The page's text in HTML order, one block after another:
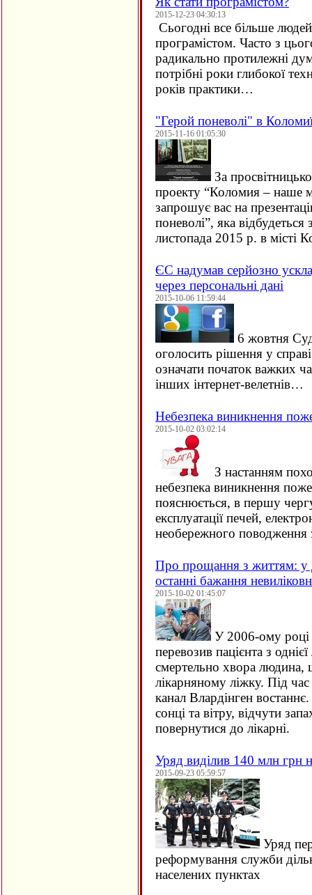
2015-12-23 04:30:13
Сьогодні все більше
програмістом. Часто з
радикально протилежні
потрібні роки глибокої
років практики…
"Герой поневолі" в
2015-11-16 01:05:30
За
проекту “Коломия – наше
запрошує вас на
поневолі”, яка відбудеться
листопада 2015 р. в місті
ЄC надумав серйозно
через персональні дані
2015-10-06 11:59:44
6 жовтня
оголосить рішення у
означати початок важких
інших інтернет-велетнів…
Небезпека виникнення
2015-10-02 03:02:14
З настанням
небезпека виникнення
пояснюється, в першу
експлуатації печей,
необережного поводження
Про прощання з життям: у
останні бажання
2015-10-02 01:45:07
У 2006-ому році
перевозив пацієнта з
смертельно хвора людина,
лікарняному ліжку. Під
канал Влардінген
сонці та вітру, відчути
повернутися до лікарні.
Уряд виділив 140 млн грн
2015-09-23 05:59:57
Уряд
реформування служби
населених пунктах